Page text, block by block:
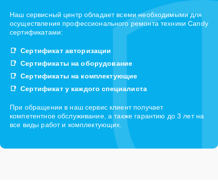
Наш сервисный центр обладает всеми необходимыми для
осуществления профессионального ремонта техники Candy
сертификатами:
Сертификат авторизации
Сертификаты на оборудование
Сертификаты на комплектующие
Сертификат у каждого специалиста
При обращении в наш сервис клиент получает
компетентное обслуживание, а также гарантию до 3 лет на
все виды работ и комплектующих.